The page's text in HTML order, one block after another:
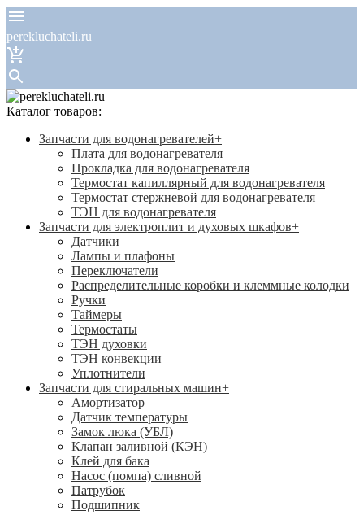
perekluchateli.ru
Каталог товаров:
Запчасти для водонагревателей+
Плата для водонагревателя
Прокладка для водонагревателя
Термостат капиллярный для водонагревателя
Термостат стержневой для водонагревателя
ТЭН для водонагревателя
Запчасти для электроплит и духовых шкафов+
Датчики
Лампы и плафоны
Переключатели
Распределительные коробки и клеммные колодки
Ручки
Таймеры
Термостаты
ТЭН духовки
ТЭН конвекции
Уплотнители
Запчасти для стиральных машин+
Амортизатор
Датчик температуры
Замок люка (УБЛ)
Клапан заливной (КЭН)
Клей для бака
Насос (помпа) сливной
Патрубок
Подшипник